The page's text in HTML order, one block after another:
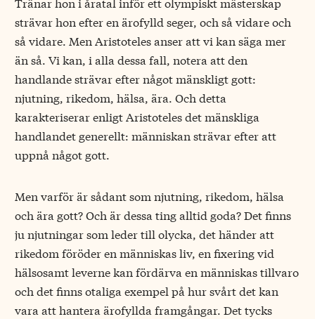
strävar hon efter en ärofylld seger, och så vidare och
så vidare. Men Aristoteles anser att vi kan säga mer
än så. Vi kan, i alla dessa fall, notera att den
handlande strävar efter något mänskligt gott:
njutning, rikedom, hälsa, ära. Och detta
karakteriserar enligt Aristoteles det mänskliga
handlandet generellt: människan strävar efter att
uppnå något gott.
Men varför är sådant som njutning, rikedom, hälsa
och ära gott? Och är dessa ting alltid goda? Det finns
ju njutningar som leder till olycka, det händer att
rikedom föröder en människas liv, en fixering vid
hälsosamt leverne kan fördärva en människas tillvaro
och det finns otaliga exempel på hur svårt det kan
vara att hantera ärofyllda framgångar. Det tycks